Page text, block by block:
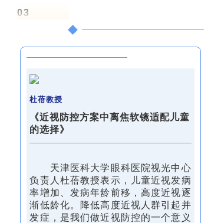
03
杜蓓教授
《近视防控方案中离焦软镜适配儿童
的选择》
天津医科大学眼科医院视光中心
负责人杜蓓教授表示，儿童近视发病
率增加、发病年龄前移，高度近视逐
渐低龄化。降低高度近视人群引起并
发症，是我们做近视防控的一个意义